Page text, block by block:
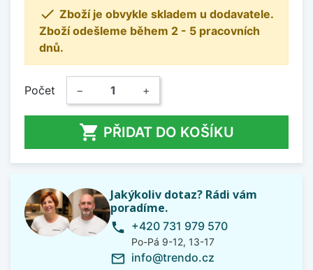
 Zboží je obvykle skladem u dodavatele.
Zboží odešleme během 2 - 5 pracovních
dnů.
Počet − +
 PŘIDAT DO KOŠÍKU
Jakýkoliv dotaz? Rádi vám
poradíme.
phone +420 731 979 570
Po-Pá 9-12, 13-17
mail_outline info@trendo.cz